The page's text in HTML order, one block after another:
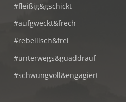
#fleißig&gschickt
#aufgweckt&frech
#rebellisch&frei
#unterwegs&guaddrauf
#schwungvoll&engagiert